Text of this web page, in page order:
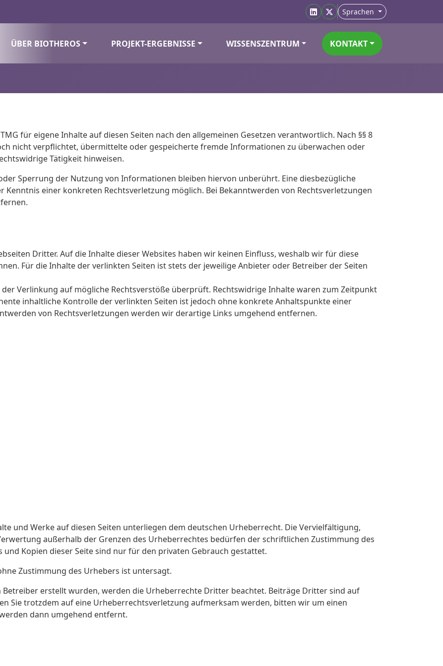
Sprachen
ÜBER BIOTHEROS PROJEKT-ERGEBNISSE WISSENSZENTRUM KONTAKT
für eigene Inhalte auf diesen Seiten nach den allgemeinen Gesetzen verantwortlich. Nach §§ 8
nicht verpflichtet, übermittelte oder gespeicherte fremde Informationen zu überwachen oder
Tätigkeit hinweisen.
Sperrung der Nutzung von Informationen bleiben hiervon unberührt. Eine diesbezügliche
einer konkreten Rechtsverletzung möglich. Bei Bekanntwerden von Rechtsverletzungen
Dritter. Auf die Inhalte dieser Websites haben wir keinen Einfluss, weshalb wir für diese
Für die Inhalte der verlinkten Seiten ist stets der jeweilige Anbieter oder Betreiber der Seiten
Verlinkung auf mögliche Rechtsverstöße überprüft. Rechtswidrige Inhalte waren zum Zeitpunkt
inhaltliche Kontrolle der verlinkten Seiten ist jedoch ohne konkrete Anhaltspunkte einer
von Rechtsverletzungen werden wir derartige Links umgehend entfernen.
und Werke auf diesen Seiten unterliegen dem deutschen Urheberrecht. Die Vervielfältigung,
außerhalb der Grenzen des Urheberrechtes bedürfen der schriftlichen Zustimmung des
Kopien dieser Seite sind nur für den privaten Gebrauch gestattet.
Zustimmung des Urhebers ist untersagt.
Betreiber erstellt wurden, werden die Urheberrechte Dritter beachtet. Beiträge Dritter sind auf
Sie trotzdem auf eine Urheberrechtsverletzung aufmerksam werden, bitten wir um einen
dann umgehend entfernt.
Über BioTheRos
Partner
Öffentliche Ergebnisse
Wissenschaftliche
Veröffentlichungen
Wissenzentrum
Publikationsdatenbank
Forschungsnetzwerk
Disclaimer
© WIP Munich 2026